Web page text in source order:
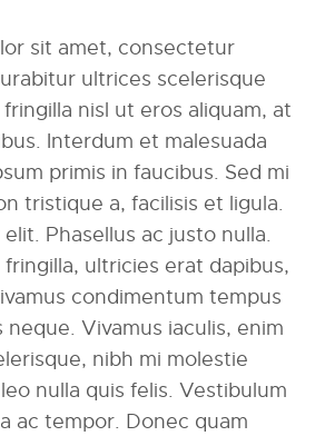
sit amet, consectetur
ultrices scelerisque
nisl ut eros aliquam, at
Interdum et malesuada
primis in faucibus. Sed mi
tristique a, facilisis et ligula.
Phasellus ac justo nulla.
ultricies erat dapibus,
condimentum tempus
neque. Vivamus iaculis, enim
nibh mi molestie
nulla quis felis. Vestibulum
ac tempor. Donec quam